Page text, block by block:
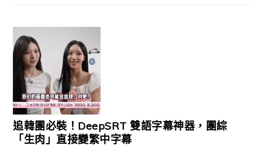
追韓團必裝！DeepSRT 雙語字幕神器，團綜
「生肉」直接變繁中字幕